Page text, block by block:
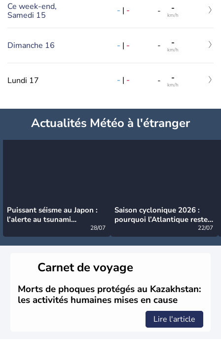
Ce week-end,
Samedi 15
- | - - -
km/h
Dimanche 16 - | - - -
km/h
Lundi 17 - | - - -
km/h
Actualités Météo à l'étranger
Puissant séisme au Japon :
l’alerte au tsunami
28/07
Saison cyclonique 2026 :
pourquoi l’Atlantique reste
22/07
Carnet de voyage
Morts de phoques protégés au Kazakhstan:
les activités humaines mises en cause
Lire l'article